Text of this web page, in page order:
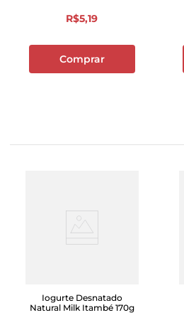
R$5,19
Comprar
Iogurte Desnatado
Natural Milk Itambé 170g